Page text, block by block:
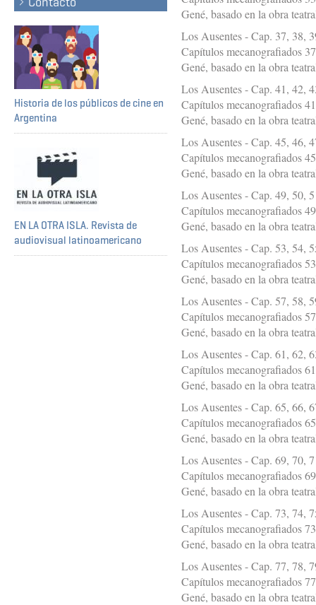
Historia de los públicos de cine en
Argentina
EN LA OTRA ISLA. Revista de
audiovisual latinoamericano
Gené, basado en la obra
Los Ausentes - Cap. 37, 38,
Capítulos mecanografiados
Gené, basado en la obra
Los Ausentes - Cap. 41, 42,
Capítulos mecanografiados
Gené, basado en la obra
Los Ausentes - Cap. 45, 46,
Capítulos mecanografiados
Gené, basado en la obra
Los Ausentes - Cap. 49, 50,
Capítulos mecanografiados
Gené, basado en la obra
Los Ausentes - Cap. 53, 54,
Capítulos mecanografiados
Gené, basado en la obra
Los Ausentes - Cap. 57, 58,
Capítulos mecanografiados
Gené, basado en la obra
Los Ausentes - Cap. 61, 62,
Capítulos mecanografiados
Gené, basado en la obra
Los Ausentes - Cap. 65, 66,
Capítulos mecanografiados
Gené, basado en la obra
Los Ausentes - Cap. 69, 70,
Capítulos mecanografiados
Gené, basado en la obra
Los Ausentes - Cap. 73, 74,
Capítulos mecanografiados
Gené, basado en la obra
Los Ausentes - Cap. 77, 78,
Capítulos mecanografiados
Gené, basado en la obra